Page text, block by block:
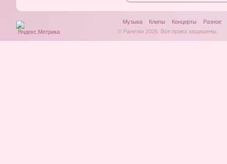
Музыка Клипы Концерты
Разное
© Ранетки 2026. Все права защищены.